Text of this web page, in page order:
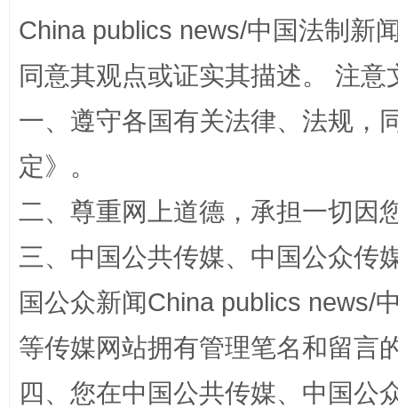
站台名比不上好声名
China publics news/中国法制新
同意其观点或证实其描述。 注
一、遵守各国有关法律、法规，
定》。
二、尊重网上道德，承担一切因
三、中国公共传媒、中国公众传
国公众新闻China publics news/
等传媒网站拥有管理笔名和留言
四、您在中国公共传媒、中国公